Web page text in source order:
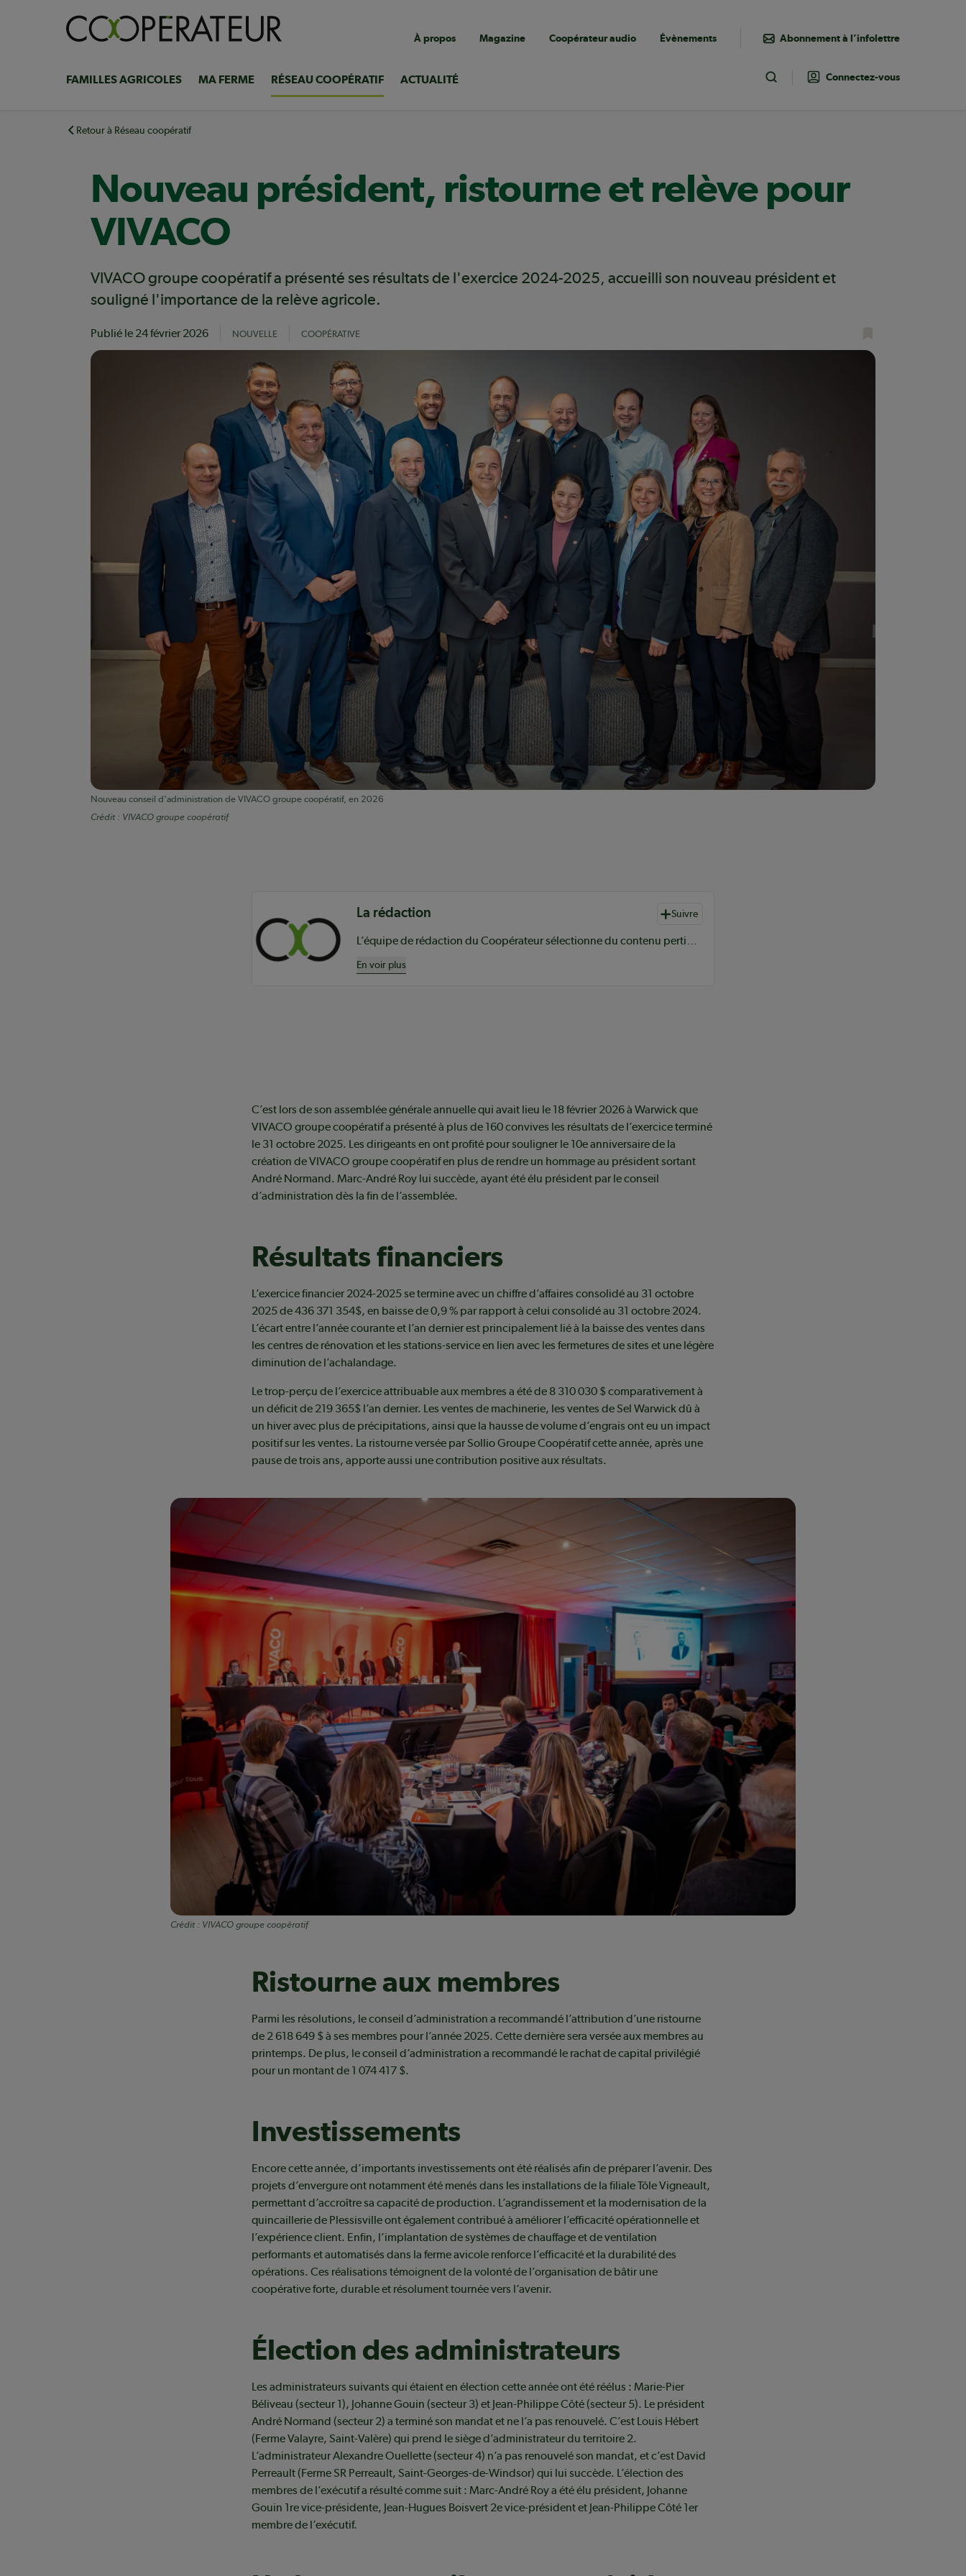
Navigation
utilitaire
À propos Magazine Coopérateur audio Évènements Abonnement à l’infolettre
Navigation
principale
FAMILLES AGRICOLES MA FERME RÉSEAU COOPÉRATIF ACTUALITÉ Toggle Search
Connectez-vous
Retour à Réseau coopératif
Nouveau président, ristourne et relève pour
VIVACO
VIVACO groupe coopératif a présenté ses résultats de l'exercice 2024-2025, accueilli son nouveau président et
souligné l'importance de la relève agricole.
Publié le 24 février 2026 NOUVELLE COOPÉRATIVE
Nouveau conseil d'administration de VIVACO groupe coopératif, en 2026
Crédit : VIVACO groupe coopératif
La rédaction Suivre
L’équipe de rédaction du Coopérateur sélectionne du contenu pertinent à vos informations coopératives à l’échelle provinciale, nationale et internationale.
En voir plus
C’est lors de son assemblée générale annuelle qui avait lieu le 18 février 2026 à Warwick que
VIVACO groupe coopératif a présenté à plus de 160 convives les résultats de l’exercice terminé
le 31 octobre 2025. Les dirigeants en ont profité pour souligner le 10e anniversaire de la
création de VIVACO groupe coopératif en plus de rendre un hommage au président sortant
André Normand. Marc-André Roy lui succède, ayant été élu président par le conseil
d’administration dès la fin de l’assemblée.
Résultats financiers
L’exercice financier 2024-2025 se termine avec un chiffre d’affaires consolidé au 31 octobre
2025 de 436 371 354$, en baisse de 0,9 % par rapport à celui consolidé au 31 octobre 2024.
L’écart entre l’année courante et l’an dernier est principalement lié à la baisse des ventes dans
les centres de rénovation et les stations-service en lien avec les fermetures de sites et une légère
diminution de l’achalandage.
Le trop-perçu de l’exercice attribuable aux membres a été de 8 310 030 $ comparativement à
un déficit de 219 365$ l’an dernier. Les ventes de machinerie, les ventes de Sel Warwick dû à
un hiver avec plus de précipitations, ainsi que la hausse de volume d’engrais ont eu un impact
positif sur les ventes. La ristourne versée par Sollio Groupe Coopératif cette année, après une
pause de trois ans, apporte aussi une contribution positive aux résultats.
Crédit : VIVACO groupe coopératif
Ristourne aux membres
Parmi les résolutions, le conseil d’administration a recommandé l’attribution d’une ristourne
de 2 618 649 $ à ses membres pour l’année 2025. Cette dernière sera versée aux membres au
printemps. De plus, le conseil d’administration a recommandé le rachat de capital privilégié
pour un montant de 1 074 417 $.
Investissements
Encore cette année, d’importants investissements ont été réalisés afin de préparer l’avenir. Des
projets d’envergure ont notamment été menés dans les installations de la filiale Tôle Vigneault,
permettant d’accroître sa capacité de production. L’agrandissement et la modernisation de la
quincaillerie de Plessisville ont également contribué à améliorer l’efficacité opérationnelle et
l’expérience client. Enfin, l’implantation de systèmes de chauffage et de ventilation
performants et automatisés dans la ferme avicole renforce l’efficacité et la durabilité des
opérations. Ces réalisations témoignent de la volonté de l’organisation de bâtir une
coopérative forte, durable et résolument tournée vers l’avenir.
Élection des administrateurs
Les administrateurs suivants qui étaient en élection cette année ont été réélus : Marie-Pier
Béliveau (secteur 1), Johanne Gouin (secteur 3) et Jean-Philippe Côté (secteur 5). Le président
André Normand (secteur 2) a terminé son mandat et ne l’a pas renouvelé. C’est Louis Hébert
(Ferme Valayre, Saint-Valère) qui prend le siège d’administrateur du territoire 2.
L’administrateur Alexandre Ouellette (secteur 4) n’a pas renouvelé son mandat, et c’est David
Perreault (Ferme SR Perreault, Saint-Georges-de-Windsor) qui lui succède. L’élection des
membres de l’exécutif a résulté comme suit : Marc-André Roy a été élu président, Johanne
Gouin 1re vice-présidente, Jean-Hugues Boisvert 2e vice-président et Jean-Philippe Côté 1er
membre de l’exécutif.